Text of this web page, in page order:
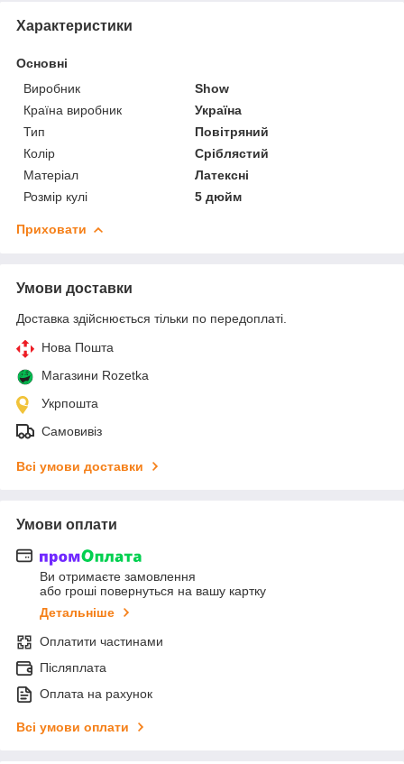
Характеристики
Основні
Виробник
Show
Країна виробник
Україна
Тип
Повітряний
Колір
Сріблястий
Матеріал
Латексні
Розмір кулі
5 дюйм
Приховати
Умови доставки
Доставка здійснюється тільки по передоплаті.
Нова Пошта
Магазини Rozetka
Укрпошта
Самовивіз
Всі умови доставки
Умови оплати
Ви отримаєте замовлення
або гроші повернуться на вашу картку
Детальніше
Оплатити частинами
Післяплата
Оплата на рахунок
Всі умови оплати